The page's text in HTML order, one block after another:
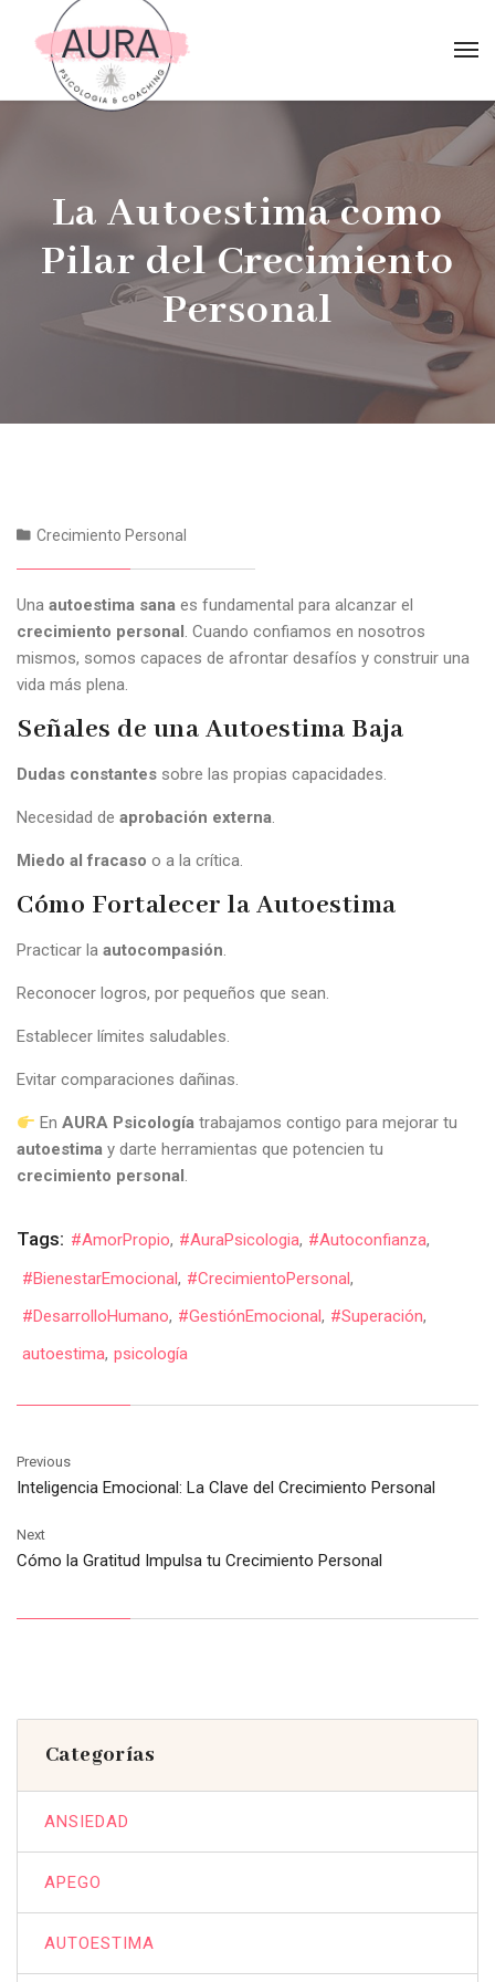
La Autoestima como
Pilar del Crecimiento
Personal
Crecimiento Personal
Una autoestima sana es fundamental para alcanzar el
crecimiento personal. Cuando confiamos en nosotros
mismos, somos capaces de afrontar desafíos y construir una
vida más plena.
Señales de una Autoestima Baja
Dudas constantes sobre las propias capacidades.
Necesidad de aprobación externa.
Miedo al fracaso o a la crítica.
Cómo Fortalecer la Autoestima
Practicar la autocompasión.
Reconocer logros, por pequeños que sean.
Establecer límites saludables.
Evitar comparaciones dañinas.
EnAURA Psicología trabajamos contigo para mejorar tu
autoestima y darte herramientas que potencien tu
crecimiento personal.
Tags: #AmorPropio, #AuraPsicologia, #Autoconfianza,
#BienestarEmocional, #CrecimientoPersonal,
#DesarrolloHumano, #GestiónEmocional, #Superación,
autoestima, psicología
Previous
Inteligencia Emocional: La Clave del Crecimiento Personal
Next
Cómo la Gratitud Impulsa tu Crecimiento Personal
Categorías
ANSIEDAD
APEGO
AUTOESTIMA